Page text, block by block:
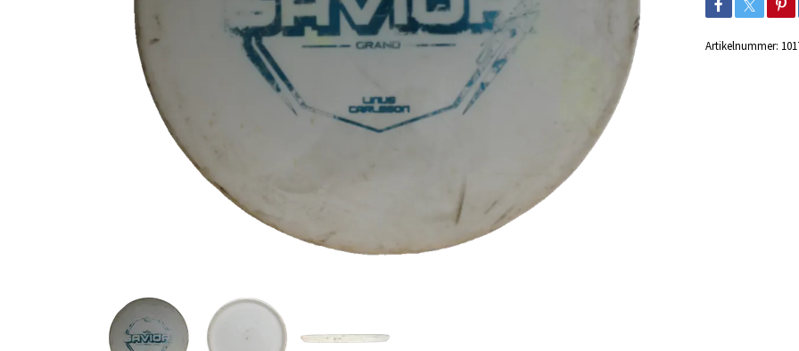
Artikelnummer: